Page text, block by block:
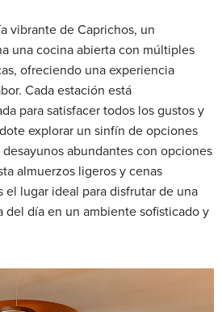
vibrante de Caprichos, un
una cocina abierta con múltiples
ofreciendo una experiencia
Cada estación está
para satisfacer todos los gustos y
explorar un sinfín de opciones
abundantes con opciones
almuerzos ligeros y cenas
el lugar ideal para disfrutar de una
del día en un ambiente sofisticado y